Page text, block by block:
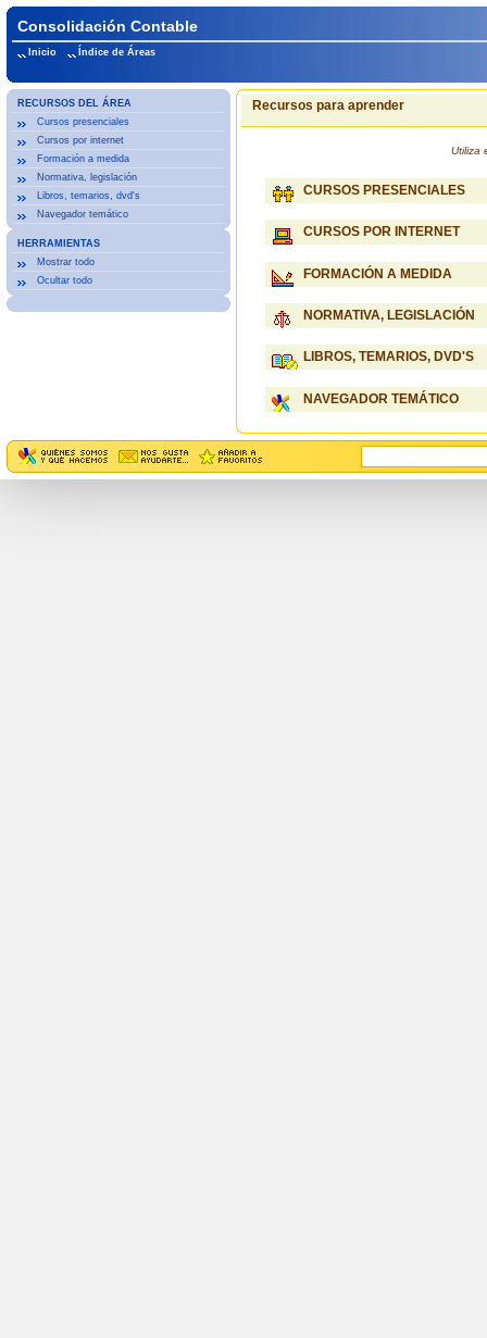
Consolidación Contable
Inicio Índice de Áreas
RECURSOS DEL ÁREA
Cursos presenciales
Cursos por internet
Formación a medida
Normativa, legislación
Libros, temarios, dvd's
Navegador temático
HERRAMIENTAS
Mostrar todo
Ocultar todo
Recursos para aprender
Utiliza
CURSOS PRESENCIALES
CURSOS POR INTERNET
FORMACIÓN A MEDIDA
NORMATIVA, LEGISLACIÓN
LIBROS, TEMARIOS, DVD'S
NAVEGADOR TEMÁTICO